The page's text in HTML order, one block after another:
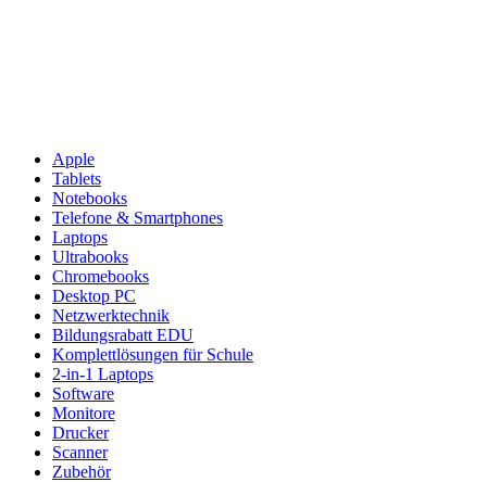
Apple
Tablets
Notebooks
Telefone & Smartphones
Laptops
Ultrabooks
Chromebooks
Desktop PC
Netzwerktechnik
Bildungsrabatt EDU
Komplettlösungen für Schule
2-in-1 Laptops
Software
Monitore
Drucker
Scanner
Zubehör